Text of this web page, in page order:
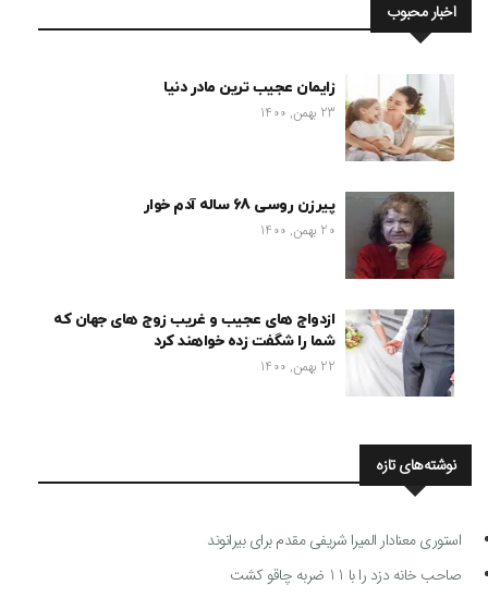
اخبار محبوب
زایمان عجیب ترین مادر دنیا
23 بهمن, 1400
پیرزن روسی 68 ساله آدم خوار
20 بهمن, 1400
ازدواج های عجیب و غریب زوج های جهان که
شما را شگفت زده خواهند کرد
22 بهمن, 1400
نوشته‌های تازه
استوری معنادار المیرا شریفی مقدم برای بیرانوند
صاحب خانه دزد را با 11 ضربه چاقو کشت